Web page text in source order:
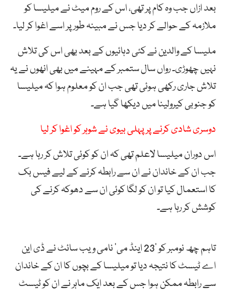
بعد ازاں جب وہ کام پر تھی، اس کے روم میٹ نے میلیسا کو
ملازمہ کے حوالے کر دیا جس نے مبینہ طور پر اسے اغوا کر لیا۔
ملیسا کے والدین نے کئی دہائیوں کے بعد بھی اس کی تلاش
نہیں چھوڑی۔ رواں سال ستمبر کے مہینے میں بھی انھوں نے یہ
تلاش جاری رکھی ہوئی تھی جب ان کو معلوم ہوا کہ میلیسا
کو جنوبی کیرولینا میں دیکھا گیا ہے۔
دوسری شادی کرنے پر پہلی بیوی نے شوہر کو اغوا کر لیا
اس دوران میلیسا لاعلم تھی کہ ان کو کوئی تلاش کر رہا ہے۔
جب ان کے خاندان نے ان سے رابطہ کرنے کے لیے فیس بک
کا استعمال کیا تو ان کو لگا کوئی ان سے دھوکہ کرنے کی
کوشش کر رہا ہے۔
تاہم چھ نومبر کو ’23 اینڈ می‘ نامی ویب سائٹ نے ڈی این
اے ٹیسٹ کا نتیجہ دیا تو میلیسا کے بچوں کا ان کے خاندان
سے رابطہ ممکن ہوا جس کے بعد ایک ماہر نے ان کو ٹیسٹ